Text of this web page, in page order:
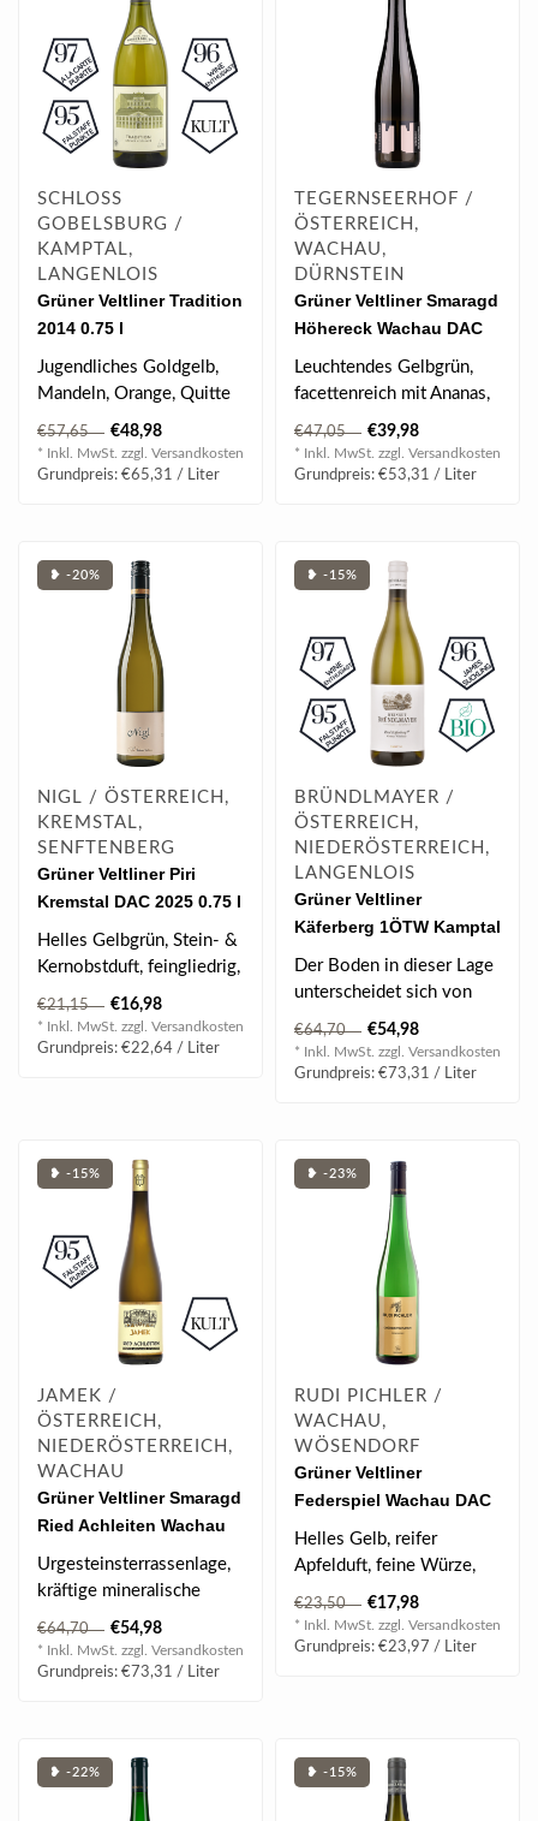
SCHLOSS
GOBELSBURG /
KAMPTAL,
LANGENLOIS
Grüner Veltliner Tradition
2014 0.75 l
Jugendliches Goldgelb,
Mandeln, Orange, Quitte
& Nelken, nussige Würze,
gehaltv..
€57,65 €48,98
* Inkl. MwSt. zzgl. Versandkosten
Grundpreis: €65,31 / Liter
TEGERNSEERHOF /
ÖSTERREICH,
WACHAU,
DÜRNSTEIN
Grüner Veltliner Smaragd
Höhereck Wachau DAC
2022 0.75 l
Leuchtendes Gelbgrün,
facettenreich mit Ananas,
Mango & Orangenzesten,
saftige ..
€47,05 €39,98
* Inkl. MwSt. zzgl. Versandkosten
Grundpreis: €53,31 / Liter
❥ -20%
NIGL / ÖSTERREICH,
KREMSTAL,
SENFTENBERG
Grüner Veltliner Piri
Kremstal DAC 2025 0.75 l
Helles Gelbgrün, Stein- &
Kernobstduft, feingliedrig,
saftig, lebendige Säure,..
€21,15 €16,98
* Inkl. MwSt. zzgl. Versandkosten
Grundpreis: €22,64 / Liter
❥ -15%
BRÜNDLMAYER /
ÖSTERREICH,
NIEDERÖSTERREICH,
LANGENLOIS
Grüner Veltliner
Käferberg 1ÖTW Kamptal
DAC 2019 0.75 l
Der Boden in dieser Lage
unterscheidet sich von
allen anderen des
Weinbaugebiete..
€64,70 €54,98
* Inkl. MwSt. zzgl. Versandkosten
Grundpreis: €73,31 / Liter
❥ -15%
JAMEK /
ÖSTERREICH,
NIEDERÖSTERREICH,
WACHAU
Grüner Veltliner Smaragd
Ried Achleiten Wachau
DAC 2020 0.75 l
Urgesteinsterrassenlage,
kräftige mineralische
Textur, brillantes Terroir
Aroma..
€64,70 €54,98
* Inkl. MwSt. zzgl. Versandkosten
Grundpreis: €73,31 / Liter
❥ -23%
RUDI PICHLER /
WACHAU,
WÖSENDORF
Grüner Veltliner
Federspiel Wachau DAC
2025 0.75 l
Helles Gelb, reifer
Apfelduft, feine Würze,
differenzierte
Vielschichtigkeit i..
€23,50 €17,98
* Inkl. MwSt. zzgl. Versandkosten
Grundpreis: €23,97 / Liter
❥ -22% ❥ -15%